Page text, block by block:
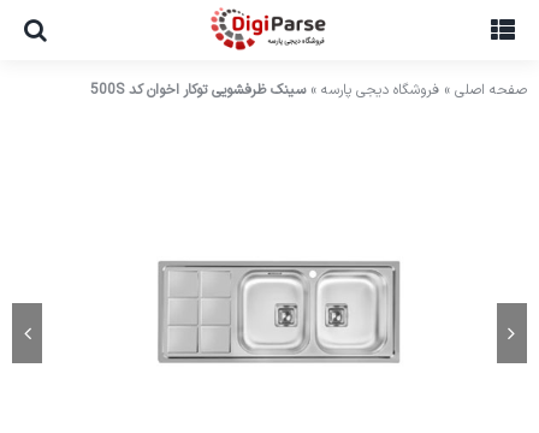
صفحه اصلی » فروشگاه دیجی پارسه »سینک ظرفشویی توکار اخوان کد 500S